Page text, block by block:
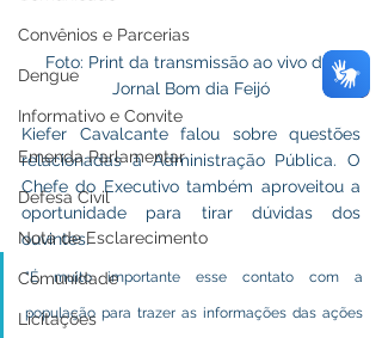
Convênios e Parcerias
Dengue
Informativo e Convite
Emenda Parlamentar
Defesa Civil
Nota de Esclarecimento
Comunidade
Licitações
Foto: Print da transmissão ao vivo do
Jornal Bom dia Feijó
Kiefer Cavalcante falou sobre questões
relacionadas à Administração Pública. O
Chefe do Executivo também aproveitou a
oportunidade para tirar dúvidas dos
ouvintes.
"É muito importante esse contato com a
população para trazer as informações das ações